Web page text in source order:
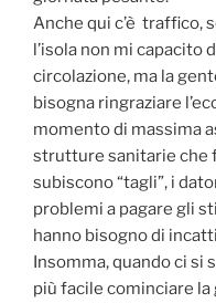
Anche qui c’è traffico,
l’isola non mi
circolazione, ma la
bisogna ringraziare
momento di massima
strutture sanitarie che
subiscono “tagli”, i
problemi a pagare gli
hanno bisogno di
Insomma, quando ci si
più facile cominciare